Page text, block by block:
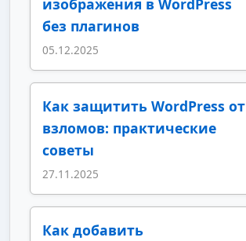
изображения в WordPress
без плагинов
05.12.2025
Как защитить WordPress от
взломов: практические
советы
27.11.2025
Как добавить